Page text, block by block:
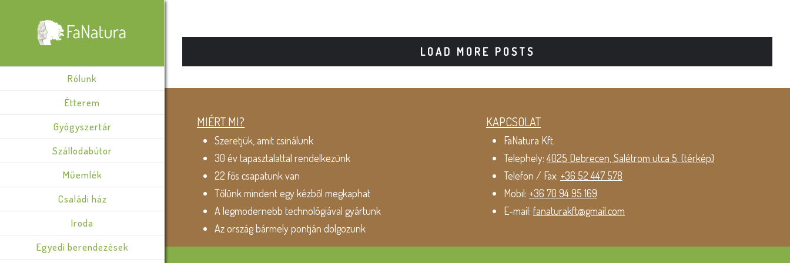
Rólunk
Étterem
Gyógyszertár
Szállodabútor
Műemlék
Családi ház
Iroda
Egyedi berendezések
LOAD MORE POSTS
MIÉRT MI?
Szeretjük, amit csinálunk
30 év tapasztalattal rendelkezünk
22 fős csapatunk van
Tőlünk mindent egy kézből megkaphat
A legmodernebb technológiával gyártunk
Az ország bármely pontján dolgozunk
KAPCSOLAT
FaNatura Kft.
Telephely:4025 Debrecen, Salétrom utca 5. (térkép)
Telefon / Fax: +36 52 447 578
Mobil: +36 70 94 95 169
E-mail: fanaturakft@gmail.com